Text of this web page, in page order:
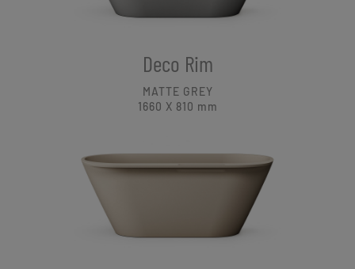
Deco Rim
MATTE GREY
1660 X 810 mm